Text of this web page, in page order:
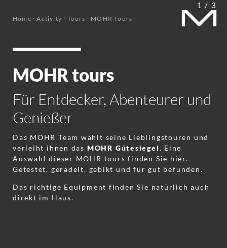
Home ·Activity · Tours · MOHR Tours
MOHR tours
Für Entdecker, Abenteurer und
Genießer
Das MOHR Team wählt seine Lieblingstouren und
verleiht ihnen das MOHR Gütesiegel. Eine
Auswahl dieser MOHR tours finden Sie hier.
Getestet, geradelt, gebikt und für gut befunden.
Das richtige Equipment finden Sie natürlich auch
direkt im Haus.
1 / 3